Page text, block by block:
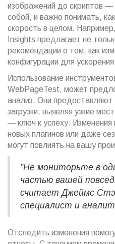
изображений до скриптов
собой, и важно понимать,
скорость в целом.
Insights предлагает не
рекомендации о том, как
конфигурации для ускорения.
Использование
WebPageTest, может
анализ. Они предоставляют
загрузки, выявляя узкие
— ключ к успеху. Изменения
новых плагинов или даже
могут повлиять на вашу
"Не мониторьте в
частью вашей
считает Джеймс
специалист и
Отследить изменения